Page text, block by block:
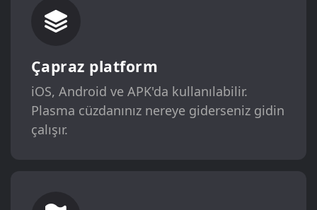
Çapraz platform
iOS, Android ve APK'da kullanılabilir.
Plasma cüzdanınız nereye giderseniz gidin
çalışır.